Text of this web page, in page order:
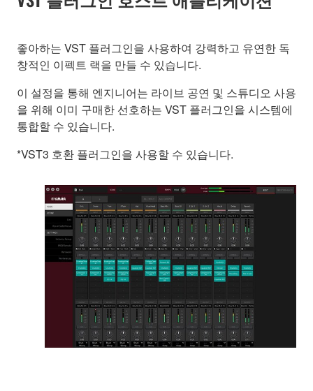
좋아하는 VST 플러그인을 사용하여 강력하고 유연한 독
창적인 이펙트 랙을 만들 수 있습니다.
이 설정을 통해 엔지니어는 라이브 공연 및 스튜디오 사용
을 위해 이미 구매한 선호하는 VST 플러그인을 시스템에
통합할 수 있습니다.
*VST3 호환 플러그인을 사용할 수 있습니다.